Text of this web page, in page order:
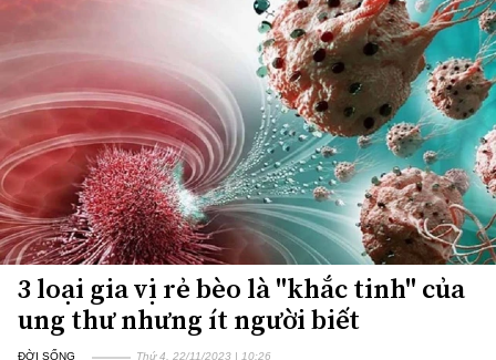
3 loại gia vị rẻ bèo là "khắc tinh" của
ung thư nhưng ít người biết
ĐỜI SỐNG Thứ 4, 22/11/2023 | 10:26